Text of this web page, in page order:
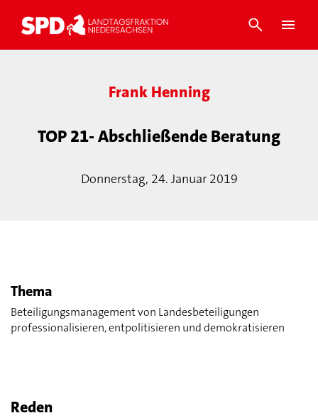
Frank Henning
TOP 21- Abschließende Beratung
Donnerstag, 24. Januar 2019
Thema
Beteiligungsmanagement von Landesbeteiligungen
professionalisieren, entpolitisieren und demokratisieren
Reden